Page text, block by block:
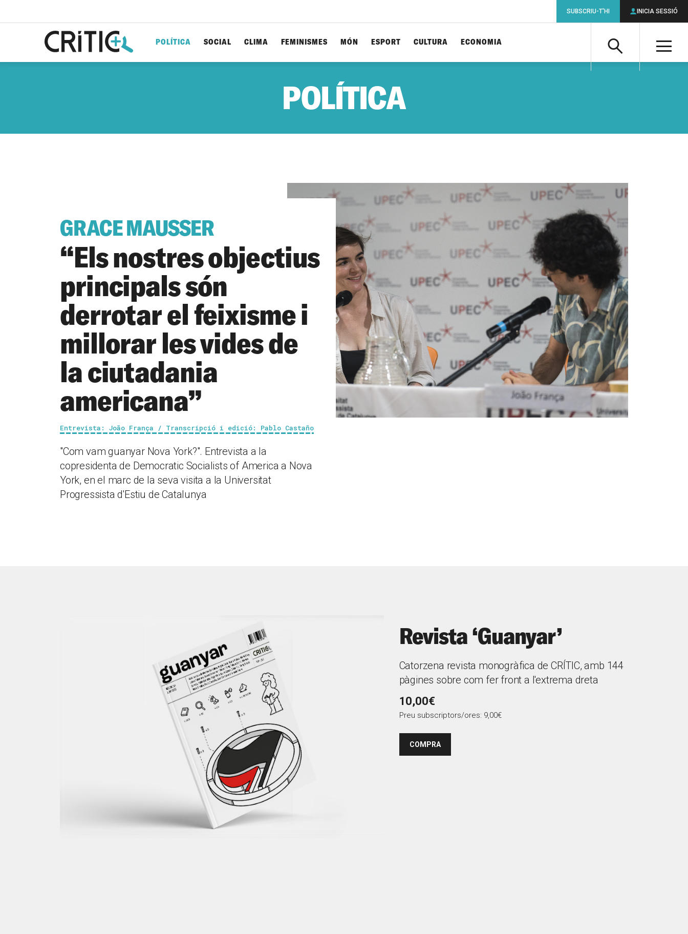
Cerca
POLÍTICA SOCIAL CLIMA FEMINISMES MÓN ESPORT CULTURA ECONOMIA
SUBSCRIU-T'HI INICIA SESSIÓ
POLÍTICA
GRACE MAUSSER
“Els nostres objectius
principals són
derrotar el feixisme i
millorar les vides de
la ciutadania
americana”
Entrevista: João França / Transcripció i edició: Pablo Castaño
"Com vam guanyar Nova York?". Entrevista a la
copresidenta de Democratic Socialists of America a Nova
York, en el marc de la seva visita a la Universitat
Progressista d'Estiu de Catalunya
Revista ‘Guanyar’
Catorzena revista monogràfica de CRÍTIC, amb 144
pàgines sobre com fer front a l'extrema dreta
10,00€
Preu subscriptors/ores: 9,00€
COMPRA